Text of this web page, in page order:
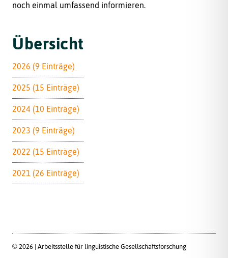
noch einmal umfassend informieren.
Übersicht
2026 (9 Einträge)
2025 (15 Einträge)
2024 (10 Einträge)
2023 (9 Einträge)
2022 (15 Einträge)
2021 (26 Einträge)
© 2026 | Arbeitsstelle für linguistische Gesellschaftsforschung